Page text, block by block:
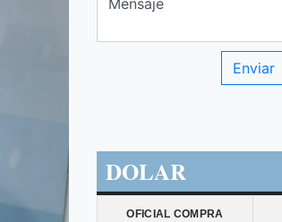
DOLAR
OFICIAL COMPRA